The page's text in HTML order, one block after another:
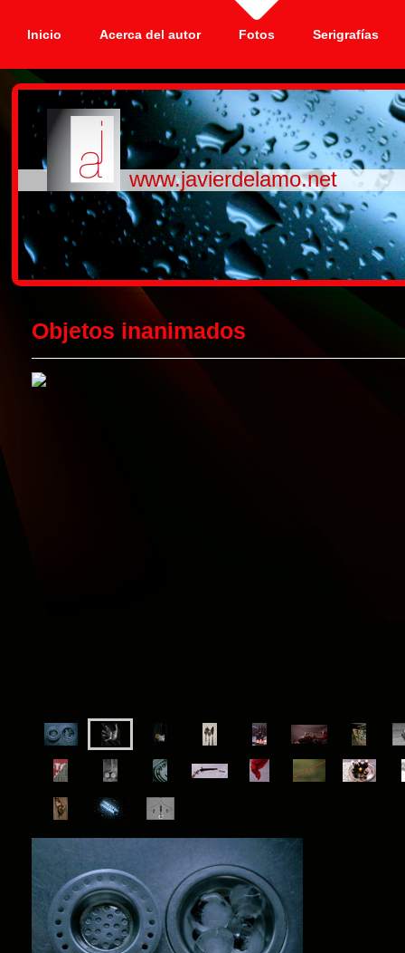
Inicio Acerca del autor Fotos Serigrafías
www.javierdelamo.net
Objetos inanimados